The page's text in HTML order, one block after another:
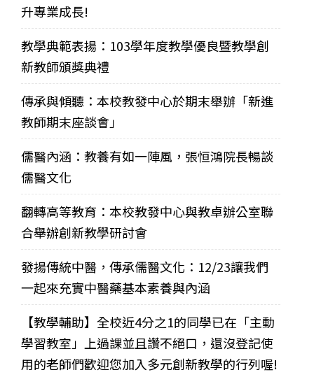
升專業成長!
教學典範表揚：103學年度教學優良暨教學創
新教師頒獎典禮
傳承與傾聽：本校教發中心於期末舉辦「新進
教師期末座談會」
儒醫內涵：教養有如一陣風，張恒鴻院長暢談
儒醫文化
翻轉高等教育：本校教發中心與教卓辦公室聯
合舉辦創新教學研討會
發揚傳統中醫，傳承儒醫文化：12/23讓我們
一起來充實中醫藥基本素養與內涵
【教學輔助】全校近4分之1的同學已在「主動
學習教室」上過課並且讚不絕口，還沒登記使
用的老師們歡迎您加入多元創新教學的行列喔!